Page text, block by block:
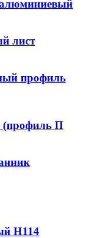
лист
профиль
П
Н114